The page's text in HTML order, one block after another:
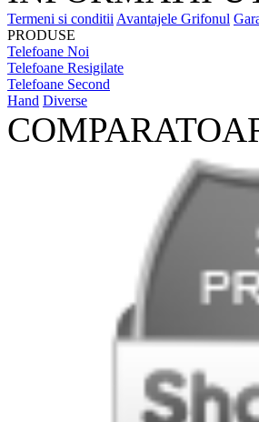
INFORMATII
Termeni si conditii
PRODUSE
Telefoane Noi
Telefoane Resigilate
Telefoane Second
Hand Diverse